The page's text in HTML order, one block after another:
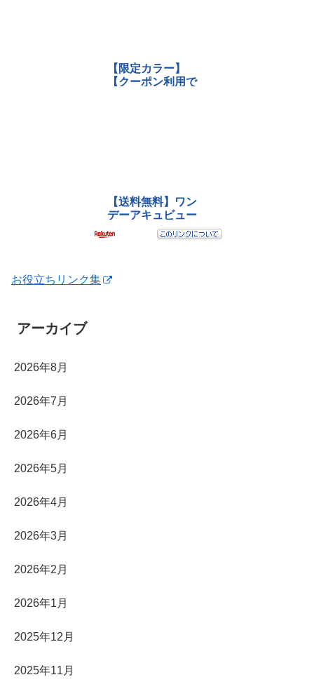
お役立ちリンク集
アーカイブ
2026年8月
2026年7月
2026年6月
2026年5月
2026年4月
2026年3月
2026年2月
2026年1月
2025年12月
2025年11月